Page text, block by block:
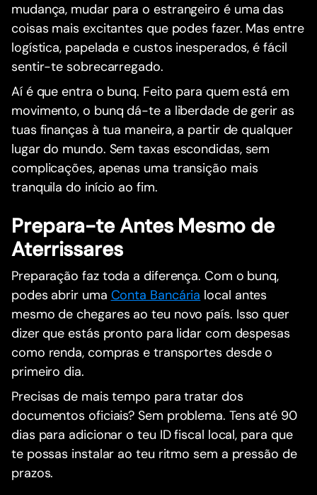
mudança, mudar para o estrangeiro é uma das
coisas mais excitantes que podes fazer. Mas entre
logística, papelada e custos inesperados, é fácil
sentir-te sobrecarregado.
Aí é que entra o bunq. Feito para quem está em
movimento, o bunq dá-te a liberdade de gerir as
tuas finanças à tua maneira, a partir de qualquer
lugar do mundo. Sem taxas escondidas, sem
complicações, apenas uma transição mais
tranquila do início ao fim.
Prepara-te Antes Mesmo de
Aterrissares
Preparação faz toda a diferença. Com o bunq,
podes abrir uma Conta Bancária local antes
mesmo de chegares ao teu novo país. Isso quer
dizer que estás pronto para lidar com despesas
como renda, compras e transportes desde o
primeiro dia.
Precisas de mais tempo para tratar dos
documentos oficiais? Sem problema. Tens até 90
dias para adicionar o teu ID fiscal local, para que
te possas instalar ao teu ritmo sem a pressão de
prazos.